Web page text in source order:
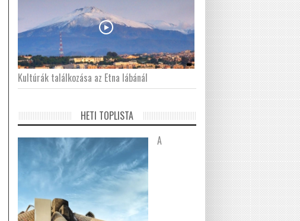
Kultúrák találkozása az Etna lábánál
HETI TOPLISTA
A